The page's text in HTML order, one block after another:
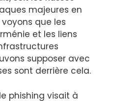
majeures en
que les
et les liens
supposer avec
sont derrière cela.
phishing visait à